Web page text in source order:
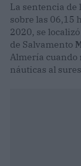
La sentencia de
sobre las 06,15
2020, se
de Salvamento
Almería cuando
náuticas al